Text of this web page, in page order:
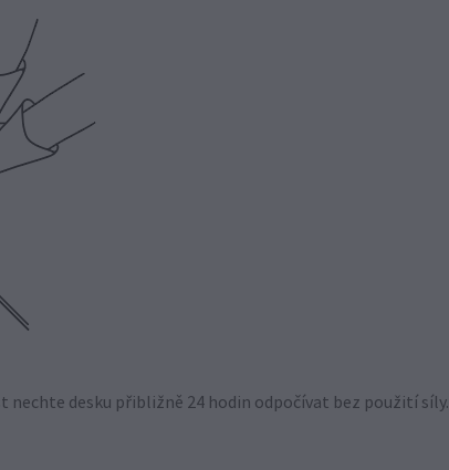
nechte desku přibližně 24 hodin odpočívat bez použití síly.